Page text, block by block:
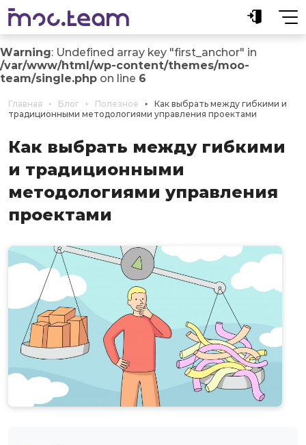
Warning: Undefined array key "first_anchor" in
/var/www/html/wp-content/themes/moo-
team/single.php on line 6
Главная Блог Полезное
Как выбрать между гибкими и
традиционными методологиями управления проектами
Как выбрать между гибкими
и традиционными
методологиями управления
проектами